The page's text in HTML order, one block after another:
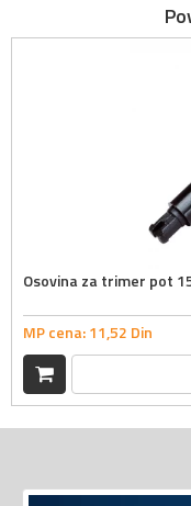
Osovina za trimer pot
MP cena:11,52 Din